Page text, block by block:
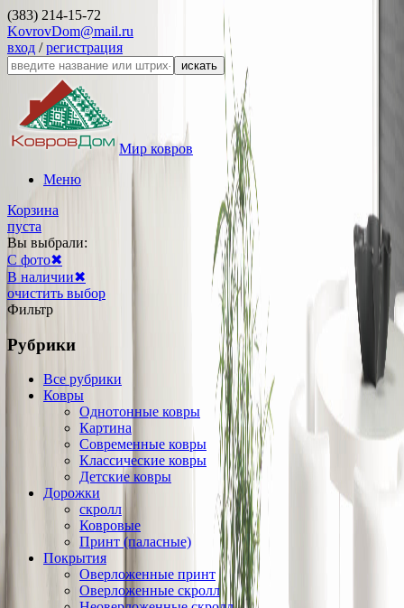
(383) 214-15-72
KovrovDom@mail.ru
вход /регистрация
искать
Мир ковров
Меню
Корзина
пуста
Вы выбрали:
С фото✖
В наличии✖
очистить выбор
Фильтр
Рубрики
Все рубрики
Ковры
Однотонные ковры
Картина
Современные ковры
Классические ковры
Детские ковры
Дорожки
скролл
Ковровые
Принт (паласные)
Покрытия
Оверложенные принт
Оверложенные скролл